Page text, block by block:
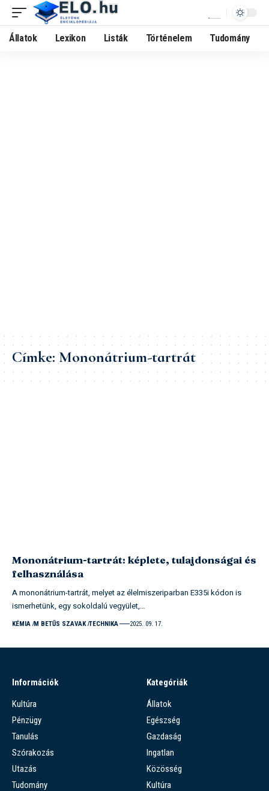
Állatok Lexikon Listák Történelem Tudomány
Címke:Mononátrium-tartrát
Mononátrium-tartrát: képlete, tulajdonságai és
felhasználása
A mononátrium-tartrát, melyet az élelmiszeriparban E335i kódon is
ismerhetünk, egy sokoldalú vegyület,…
KÉMIA M BETŰS SZAVAK TECHNIKA 2025. 09. 17.
Információk
Kultúra
Pénzügy
Tanulás
Szórakozás
Utazás
Tudomány
Kategóriák
Állatok
Egészség
Gazdaság
Ingatlan
Közösség
Kultúra